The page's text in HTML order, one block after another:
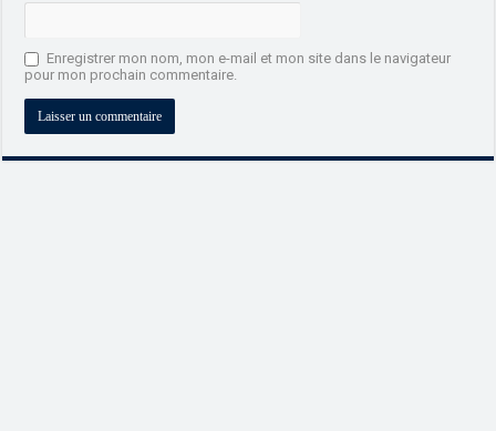
Enregistrer mon nom, mon e-mail et mon site dans le navigateur
pour mon prochain commentaire.